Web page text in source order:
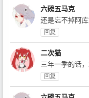
六磅五马克
还是忘不掉阿
回复
二次猫
三年一季的话
回复